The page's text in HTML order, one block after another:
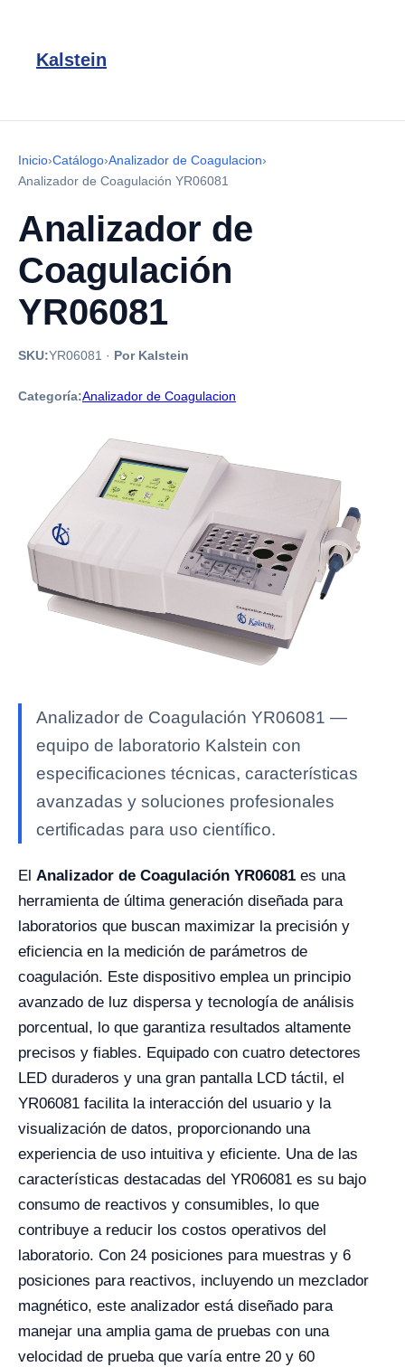
Kalstein
Inicio›Catálogo›Analizador de Coagulacion›
Analizador de Coagulación YR06081
Analizador de
Coagulación
YR06081
SKU:YR06081 · Por Kalstein
Categoría:Analizador de Coagulacion
Analizador de Coagulación YR06081 —
equipo de laboratorio Kalstein con
especificaciones técnicas, características
avanzadas y soluciones profesionales
certificadas para uso científico.
El Analizador de Coagulación YR06081 es una
herramienta de última generación diseñada para
laboratorios que buscan maximizar la precisión y
eficiencia en la medición de parámetros de
coagulación. Este dispositivo emplea un principio
avanzado de luz dispersa y tecnología de análisis
porcentual, lo que garantiza resultados altamente
precisos y fiables. Equipado con cuatro detectores
LED duraderos y una gran pantalla LCD táctil, el
YR06081 facilita la interacción del usuario y la
visualización de datos, proporcionando una
experiencia de uso intuitiva y eficiente. Una de las
características destacadas del YR06081 es su bajo
consumo de reactivos y consumibles, lo que
contribuye a reducir los costos operativos del
laboratorio. Con 24 posiciones para muestras y 6
posiciones para reactivos, incluyendo un mezclador
magnético, este analizador está diseñado para
manejar una amplia gama de pruebas con una
velocidad de prueba que varía entre 20 y 60